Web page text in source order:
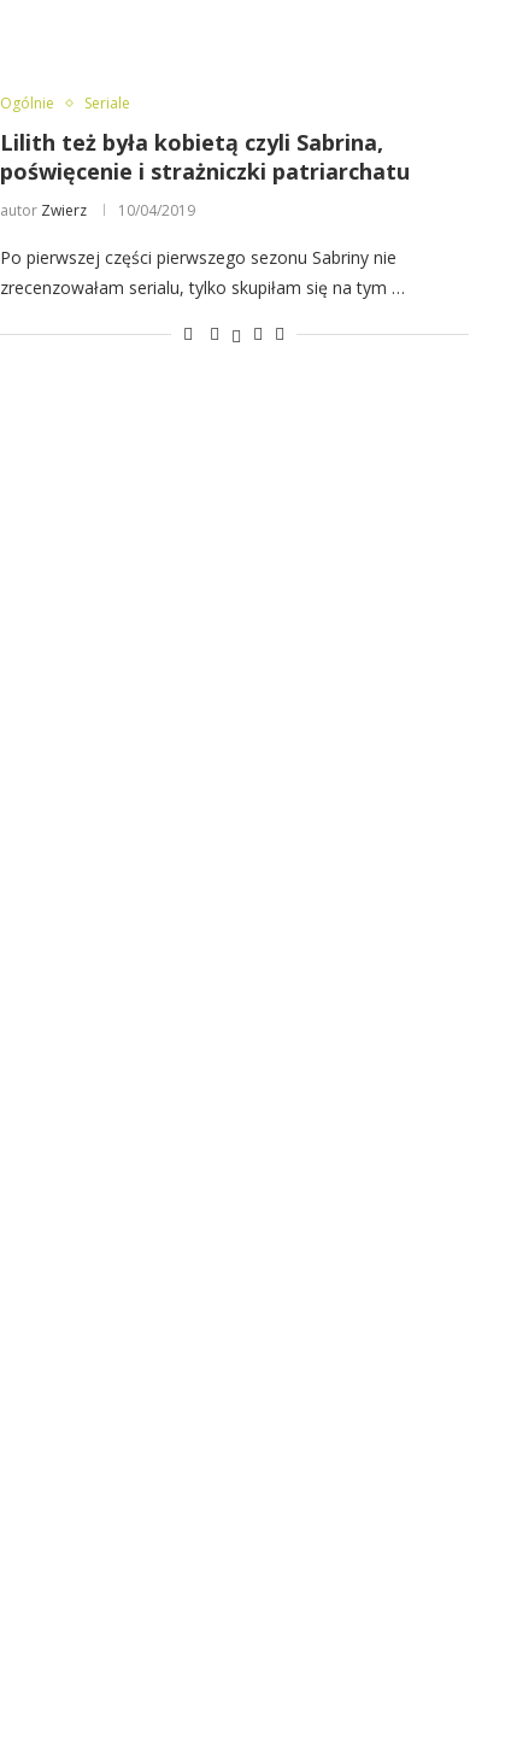
Ogólnie Seriale
Lilith też była kobietą czyli Sabrina,
poświęcenie i strażniczki patriarchatu
autor Zwierz 10/04/2019
Po pierwszej części pierwszego sezonu Sabriny nie
zrecenzowałam serialu, tylko skupiłam się na tym …